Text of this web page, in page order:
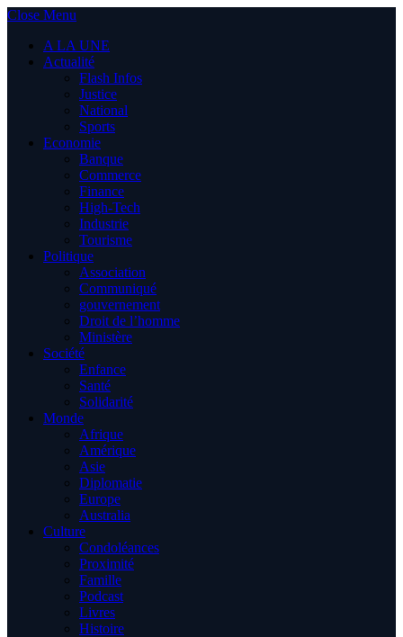
Close Menu
A LA UNE
Actualité
Flash Infos
Justice
National
Sports
Economie
Banque
Commerce
Finance
High-Tech
Industrie
Tourisme
Politique
Association
Communiqué
gouvernement
Droit de l’homme
Ministère
Société
Enfance
Santé
Solidarité
Monde
Afrique
Amérique
Asie
Diplomatie
Europe
Australia
Culture
Condoléances
Proximité
Famille
Podcast
Livres
Histoire